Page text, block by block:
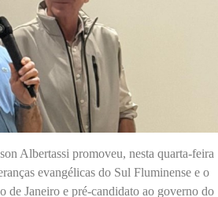
Albertassi promoveu, nesta quarta-feira
evangélicas do Sul Fluminense e o
de Janeiro e pré-candidato ao governo do